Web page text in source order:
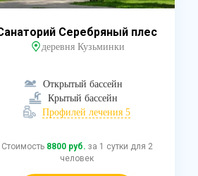
Серебряный плес
деревня Кузьминки
Открытый бассейн
Крытый бассейн
Профилей лечения 5
Стоимость 8800 руб. за 1 сутки для 2
человек